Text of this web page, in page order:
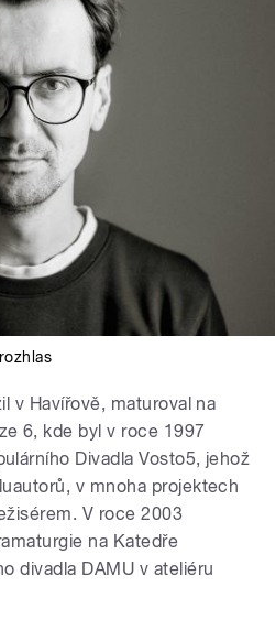
v Havířově, maturoval na
6, kde byl v roce 1997
Divadla Vosto5, jehož
v mnoha projektech
V roce 2003
na Katedře
divadla DAMU v ateliéru